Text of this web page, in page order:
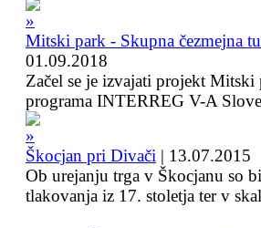
Mitski park - Skupna čezmejna
01.09.2018
Začel se je izvajati projekt
programa INTERREG V-A
Škocjan pri Divači | 13.07.2015
Ob urejanju trga v Škocjanu so
tlakovanja iz 17. stoletja ter v